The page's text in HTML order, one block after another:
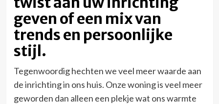
geven of een mix van
trends en persoonlijke
stijl.
Tegenwoordig hechten we veel meer waarde aan
de inrichting in ons huis. Onze woning is veel meer
geworden dan alleen een plekje wat ons warmte